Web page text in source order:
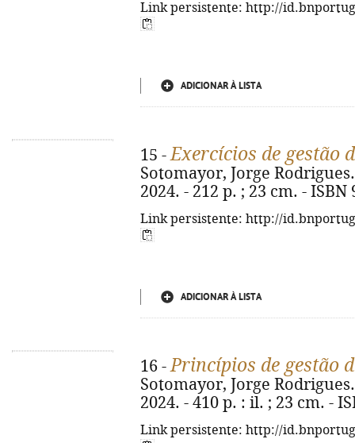
Link persistente: http://
ADICIONAR À LISTA
15 -Exercícios de gestão
Sotomayor, Jorge
2024. - 212 p. ; 23 cm. - ISBN
Link persistente: http://
ADICIONAR À LISTA
16 -Princípios de gestão
Sotomayor, Jorge
2024. - 410 p. : il. ; 23 cm. -
Link persistente: http://